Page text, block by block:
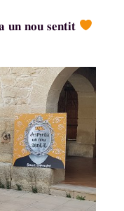
𝐮𝐧 𝐧𝐨𝐮 𝐬𝐞𝐧𝐭𝐢𝐭